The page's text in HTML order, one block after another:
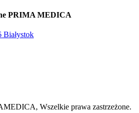
PRIMA MEDICA
Białystok
Wszelkie prawa zastrzeżone.